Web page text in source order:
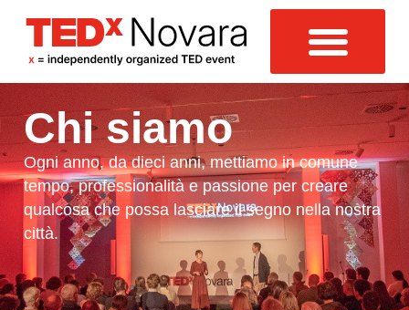
Chi siamo
Ogni anno, da dieci anni, mettiamo in comune
tempo, professionalità e passione per creare
qualcosa che possa lasciare il segno nella nostra
città.